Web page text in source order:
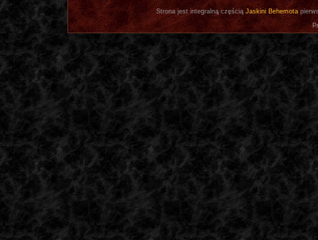
Strona jest integralną częścią Jaskini Behemota